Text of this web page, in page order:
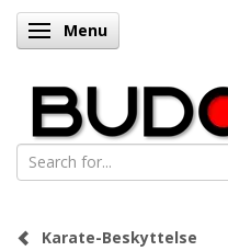
Toggle navigation
Menu
Karate-Beskyttelse